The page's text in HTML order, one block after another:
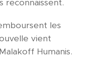
reconnaissent.
les
vient
Humanis.